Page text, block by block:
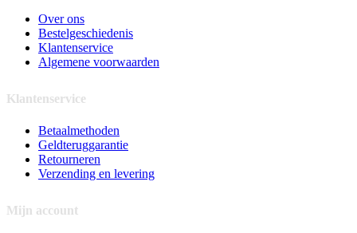
Over ons
Bestelgeschiedenis
Klantenservice
Algemene voorwaarden
Klantenservice
Betaalmethoden
Geldteruggarantie
Retourneren
Verzending en levering
Mijn account